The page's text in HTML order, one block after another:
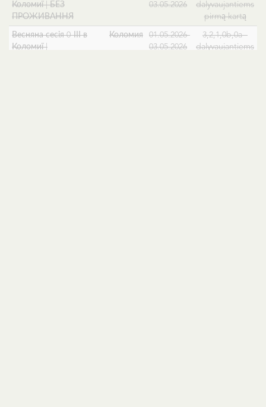
Коломиї | БЕЗ
ПРОЖИВАННЯ
03.05.2026
dalyvaujantiems
pirmą kartą
Весняна сесія 0-ІІІ в
Коломиї |
Коломия
01.05.2026-
03.05.2026
3,2,1,0b,0a -
dalyvaujantiems